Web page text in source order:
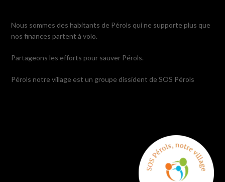
Nous sommes des habitants de Pérols qui ne supporte plus que
nos finances partent à volo.
Partageons les efforts pour sauver Pérols.
Pérols notre village est un groupe dissident de SOS Pérols